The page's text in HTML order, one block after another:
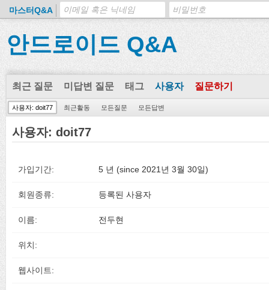
마스터Q&A
안드로이드 Q&A
최근 질문 미답변 질문 태그 사용자 질문하기
사용자: doit77 최근활동 모든질문 모든답변
사용자: doit77
가입기간: 5 년 (since 2021년 3월 30일)
회원종류: 등록된 사용자
이름: 전두현
위치:
웹사이트: